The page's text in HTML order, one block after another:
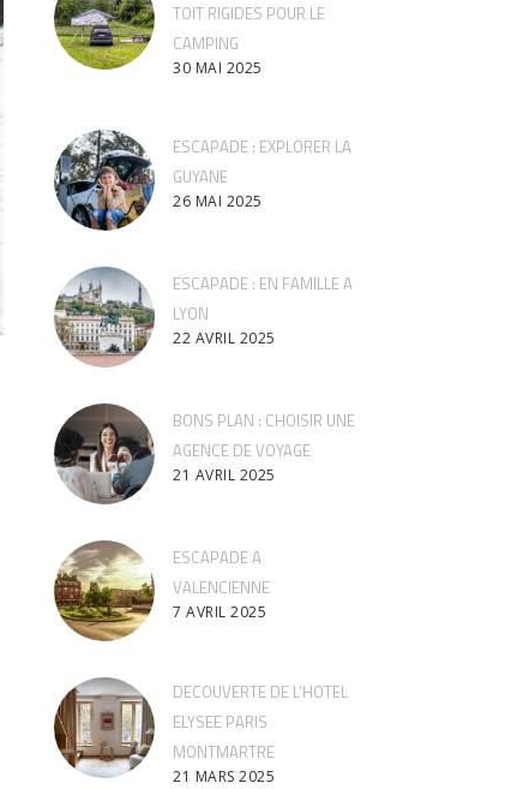
TOIT RIGIDES POUR LE
CAMPING
30 MAI 2025
ESCAPADE : EXPLORER LA
GUYANE
26 MAI 2025
ESCAPADE : EN FAMILLE A
LYON
22 AVRIL 2025
BONS PLAN : CHOISIR UNE
AGENCE DE VOYAGE
21 AVRIL 2025
ESCAPADE A
VALENCIENNE
7 AVRIL 2025
DECOUVERTE DE L’HOTEL
ELYSEE PARIS
MONTMARTRE
21 MARS 2025